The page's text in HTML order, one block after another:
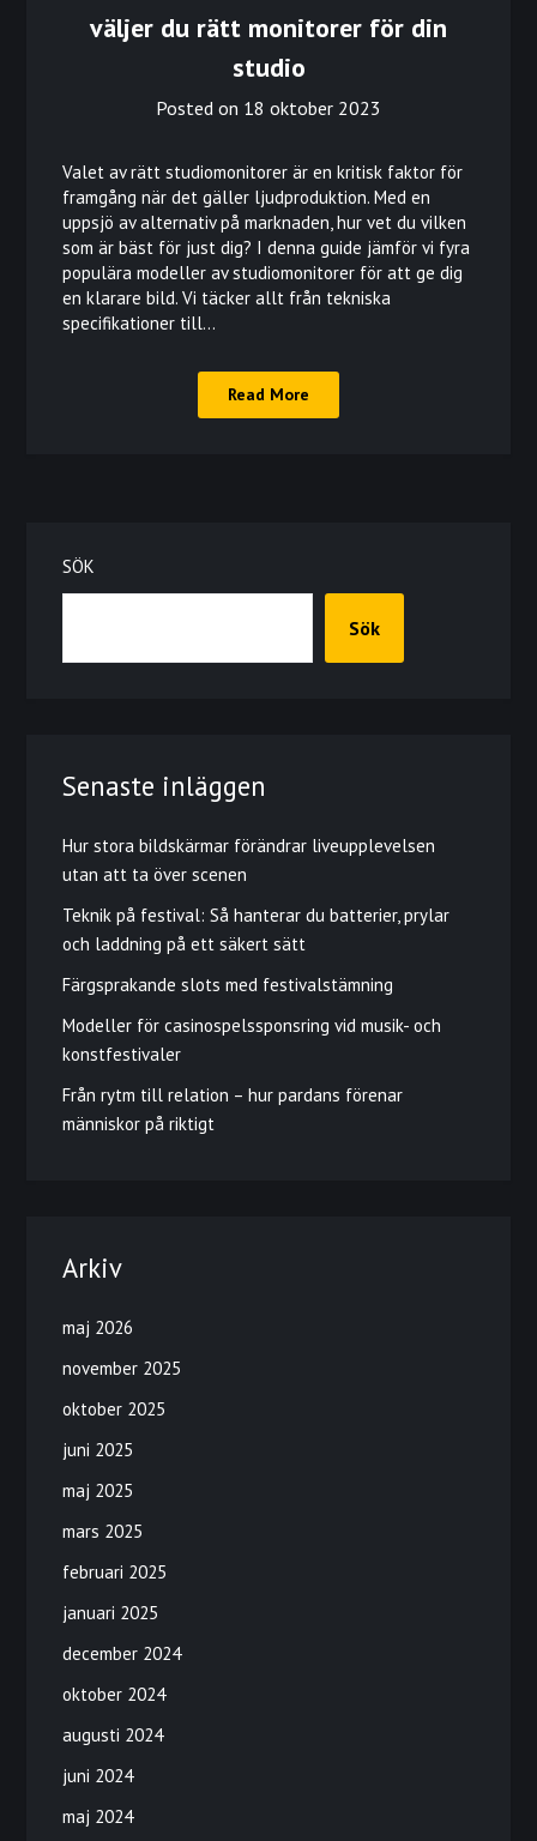
väljer du rätt monitorer för din
studio
Posted on 18 oktober 2023
Valet av rätt studiomonitorer är en kritisk faktor för
framgång när det gäller ljudproduktion. Med en
uppsjö av alternativ på marknaden, hur vet du vilken
som är bäst för just dig? I denna guide jämför vi fyra
populära modeller av studiomonitorer för att ge dig
en klarare bild. Vi täcker allt från tekniska
specifikationer till…
Read More
SÖK
Sök
Senaste inläggen
Hur stora bildskärmar förändrar liveupplevelsen
utan att ta över scenen
Teknik på festival: Så hanterar du batterier, prylar
och laddning på ett säkert sätt
Färgsprakande slots med festivalstämning
Modeller för casinospelssponsring vid musik- och
konstfestivaler
Från rytm till relation – hur pardans förenar
människor på riktigt
Arkiv
maj 2026
november 2025
oktober 2025
juni 2025
maj 2025
mars 2025
februari 2025
januari 2025
december 2024
oktober 2024
augusti 2024
juni 2024
maj 2024